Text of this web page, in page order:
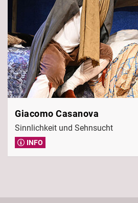
Giacomo Casanova
Sinnlichkeit und Sehnsucht
INFO